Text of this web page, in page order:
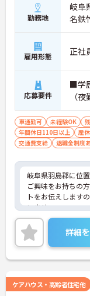
勤務地
岐阜
名鉄
雇用形態 正社
応募要件
■学
（
車通勤可 未経験OK
年間休日110日以上
産
交通費支給
退職金制度
岐阜県羽島郡に位
ご興味をお持ちの
トをお伝えします
いませ。
詳細
ケアハウス・高齢者住宅他